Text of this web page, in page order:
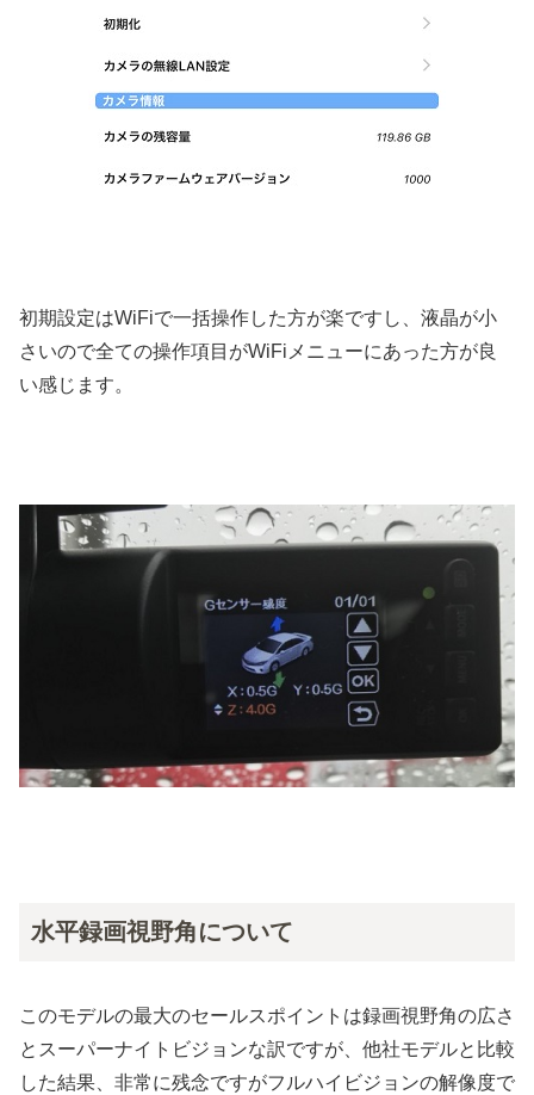
初期設定はWiFiで一括操作した方が楽ですし、液晶が小
さいので全ての操作項目がWiFiメニューにあった方が良
い感じます。
水平録画視野角について
このモデルの最大のセールスポイントは録画視野角の広さ
とスーパーナイトビジョンな訳ですが、他社モデルと比較
した結果、非常に残念ですがフルハイビジョンの解像度で